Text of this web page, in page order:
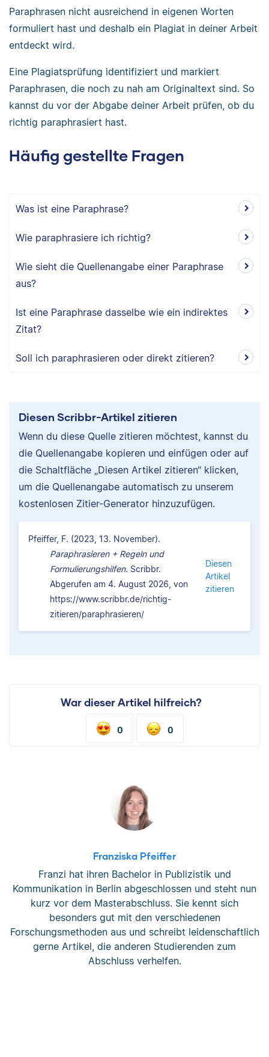
Paraphrasen nicht ausreichend in eigenen Worten
formuliert hast und deshalb ein Plagiat in deiner Arbeit
entdeckt wird.
Eine Plagiatsprüfung identifiziert und markiert
Paraphrasen, die noch zu nah am Originaltext sind. So
kannst du vor der Abgabe deiner Arbeit prüfen, ob du
richtig paraphrasiert hast.
Häufig gestellte Fragen
Was ist eine Paraphrase?
Wie paraphrasiere ich richtig?
Wie sieht die Quellenangabe einer Paraphrase
aus?
Ist eine Paraphrase dasselbe wie ein indirektes
Zitat?
Soll ich paraphrasieren oder direkt zitieren?
Diesen Scribbr-Artikel zitieren
Wenn du diese Quelle zitieren möchtest, kannst du
die Quellenangabe kopieren und einfügen oder auf
die Schaltfläche „Diesen Artikel zitieren“ klicken,
um die Quellenangabe automatisch zu unserem
kostenlosen Zitier-Generator hinzuzufügen.
Pfeiffer, F. (2023, 13. November).
Paraphrasieren + Regeln und
Formulierungshilfen. Scribbr.
Abgerufen am 4. August 2026, von
https://www.scribbr.de/richtig-
zitieren/paraphrasieren/
Diesen
Artikel
zitieren
War dieser Artikel hilfreich?
0 0
Franziska Pfeiffer
Franzi hat ihren Bachelor in Publizistik und
Kommunikation in Berlin abgeschlossen und steht nun
kurz vor dem Masterabschluss. Sie kennt sich
besonders gut mit den verschiedenen
Forschungsmethoden aus und schreibt leidenschaftlich
gerne Artikel, die anderen Studierenden zum
Abschluss verhelfen.